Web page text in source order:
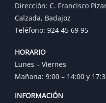
Dirección: C. Francisco
Calzada, Badajoz
Teléfono: 924 45 69 95
HORARIO
Lunes – Viernes
Mañana: 9:00 – 14:00 y
INFORMACIÓN